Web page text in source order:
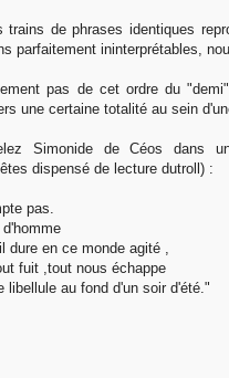
trains de phrases identiques
parfaitement ininterprétables,
pas de cet ordre du
une certaine totalité au sein
Simonide de Céos dans
dispensé de lecture dutroll) :
pas.
dure en ce monde agité ,
fuit ,tout nous échappe
libellule au fond d'un soir d'été."